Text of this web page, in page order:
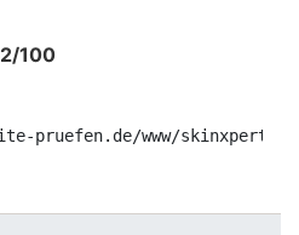
100
pruefen.de/www/